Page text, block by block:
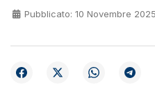
Pubblicato: 10 Novembre